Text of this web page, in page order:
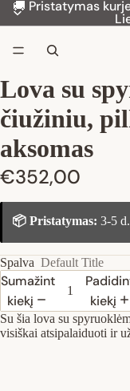
🚚 Pristatymas
Lova su
čiužiniu,
aksomas
€352,00
📦 Pristatymas: 3-5
Spalva Default Title
Sumažinti
kiekį
kiekį
Su šia lova su
visiškai atsipalaiduoti ir